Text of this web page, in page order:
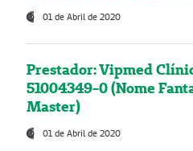
01 de Abril de 2020
Prestador: Vipmed
51004349-0 (Nome
Master)
01 de Abril de 2020